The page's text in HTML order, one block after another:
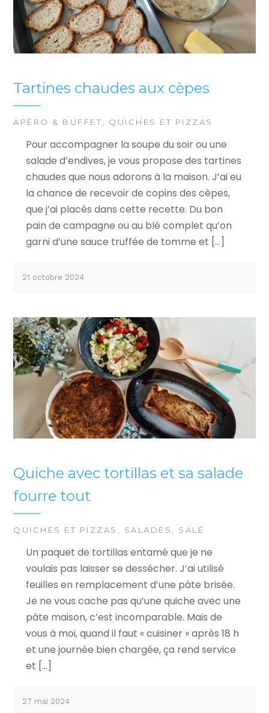
Tartines chaudes aux cèpes
APÉRO & BUFFET QUICHES ET PIZZAS
Pour accompagner la soupe du soir ou une
salade d’endives, je vous propose des tartines
chaudes que nous adorons à la maison. J’ai eu
la chance de recevoir de copins des cèpes,
que j’ai placés dans cette recette. Du bon
pain de campagne ou au blé complet qu’on
garni d’une sauce truffée de tomme et […]
21 octobre 2024
Quiche avec tortillas et sa salade
fourre tout
QUICHES ET PIZZAS , SALADES , SALÉ
Un paquet de tortillas entamé que je ne
voulais pas laisser se dessécher. J’ai utilisé
feuilles en remplacement d’une pâte brisée.
Je ne vous cache pas qu’une quiche avec une
pâte maison, c’est incomparable. Mais de
vous à moi, quand il faut « cuisiner » après 18 h
et une journée bien chargée, ça rend service
et […]
27 mai 2024